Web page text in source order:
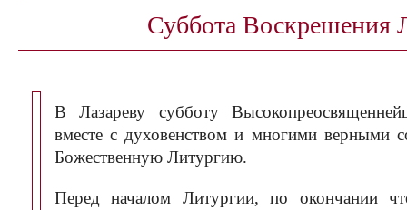
Суббота Воскрешения
В Лазареву субботу
вместе с духовенством и многими верными
Божественную Литургию.
Перед началом Литургии, по окончании